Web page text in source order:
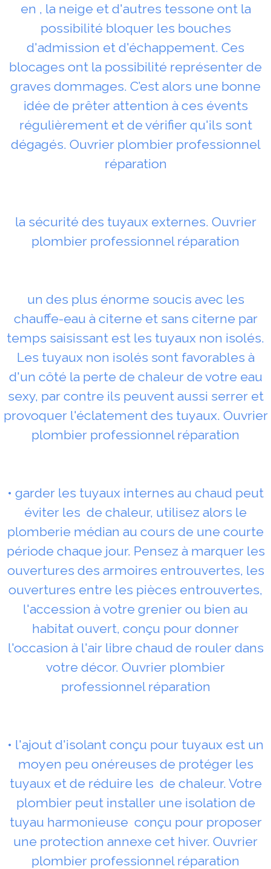
en , la neige et d'autres tessone ont la
possibilité bloquer les bouches
d'admission et d'échappement. Ces
blocages ont la possibilité représenter de
graves dommages. C’est alors une bonne
idée de prêter attention à ces évents
régulièrement et de vérifier qu'ils sont
dégagés. Ouvrier plombier professionnel
réparation
la sécurité des tuyaux externes. Ouvrier
plombier professionnel réparation
un des plus énorme soucis avec les
chauffe-eau à citerne et sans citerne par
temps saisissant est les tuyaux non isolés.
Les tuyaux non isolés sont favorables à
d'un côté la perte de chaleur de votre eau
sexy, par contre ils peuvent aussi serrer et
provoquer l'éclatement des tuyaux. Ouvrier
plombier professionnel réparation
• garder les tuyaux internes au chaud peut
éviter les de chaleur, utilisez alors le
plomberie médian au cours de une courte
période chaque jour. Pensez à marquer les
ouvertures des armoires entrouvertes, les
ouvertures entre les pièces entrouvertes,
l'accession à votre grenier ou bien au
habitat ouvert, conçu pour donner
l'occasion à l'air libre chaud de rouler dans
votre décor. Ouvrier plombier
professionnel réparation
• l'ajout d'isolant conçu pour tuyaux est un
moyen peu onéreuses de protéger les
tuyaux et de réduire les de chaleur. Votre
plombier peut installer une isolation de
tuyau harmonieuse conçu pour proposer
une protection annexe cet hiver. Ouvrier
plombier professionnel réparation